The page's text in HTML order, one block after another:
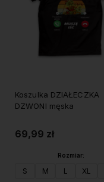
Koszulka DZIAŁECZKA
DZWONI męska
69,99 zł
Rozmiar:
S M L XL